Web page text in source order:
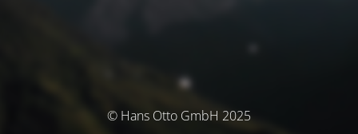
© Hans Otto GmbH 2025